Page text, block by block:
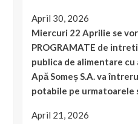
April 30, 2026
Miercuri 22 Aprilie se
PROGRAMATE de
publica de alimentare cu
Apă Someș S.A. va
potabile pe urmatoarele
April 21, 2026